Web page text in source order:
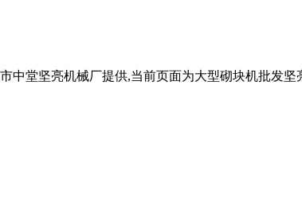
中堂坚亮机械厂提供,当前页面为大型砌块机批发